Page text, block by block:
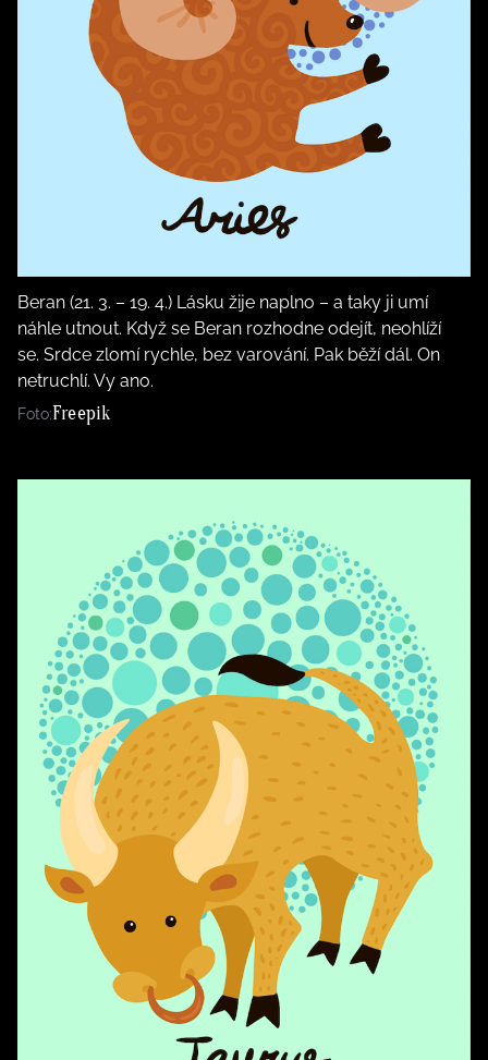
Beran (21. 3. – 19. 4.) Lásku žije naplno – a taky ji umí
náhle utnout. Když se Beran rozhodne odejít, neohlíží
se. Srdce zlomí rychle, bez varování. Pak běží dál. On
netruchlí. Vy ano.
Foto:Freepik